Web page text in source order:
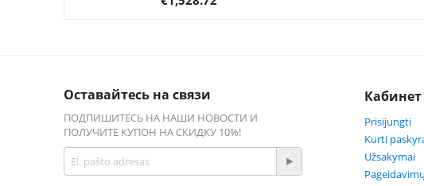
Оставайтесь на связи
ПОДПИШИТЕСЬ НА НАШИ НОВОСТИ И
ПОЛУЧИТЕ КУПОН НА СКИДКУ 10%!
Кабинет
Prisijungti
Kurti
Užsakymai